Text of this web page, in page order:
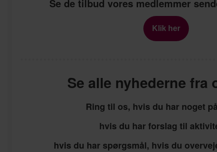
Se de tilbud vores medlemmer
Klik her
Se alle nyhederne
Ring til os, hvis du har noget
hvis du har forslag til
hvis du har spørgsmål, hvis du